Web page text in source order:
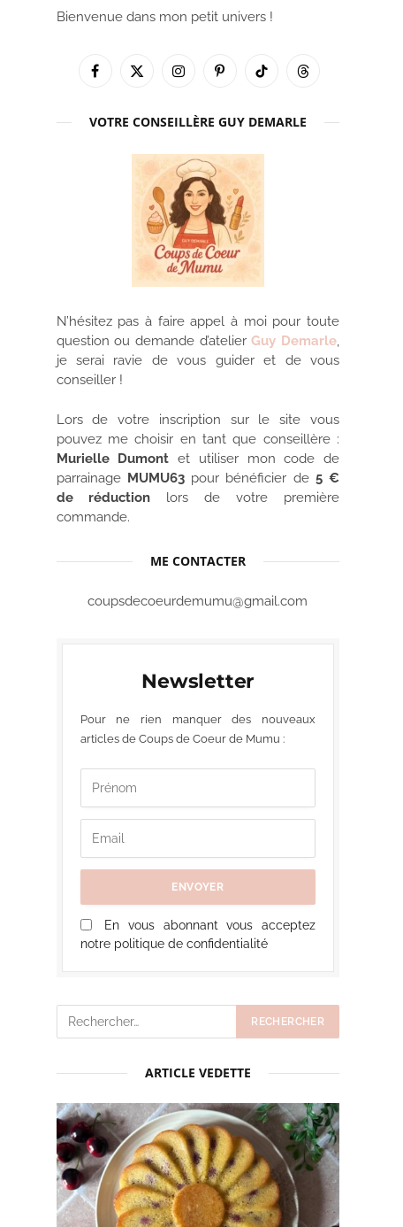
Bienvenue dans mon petit univers !
Facebook
X
InstagramPinterestTikTok Threads
VOTRE CONSEILLÈRE GUY DEMARLE
N’hésitez pas à faire appel à moi pour toute
question ou demande d’atelierGuy Demarle,
je serai ravie de vous guider et de vous
conseiller !
Lors de votre inscription sur le site vous
pouvez me choisir en tant que conseillère :
Murielle Dumont et utiliser mon code de
parrainage MUMU63pour bénéficier de 5 €
de réduction lors de votre première
commande.
ME CONTACTER
coupsdecoeurdemumu@gmail.com
Newsletter
Pour ne rien manquer des nouveaux
articles de Coups de Coeur de Mumu :
En vous abonnant vous acceptez
notre politique de confidentialité
ARTICLE VEDETTE